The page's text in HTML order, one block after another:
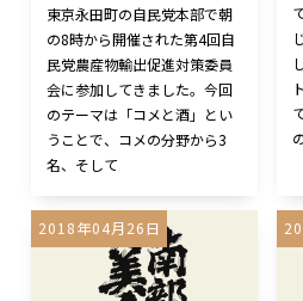
東京永田町の自民党本部で朝
の8時から開催された第4回自
民党農産物輸出促進対策委員
会に参加してきました。今回
のテーマは「コメと酒」とい
うことで、コメの分野から3
名、そして
2018年04月26日